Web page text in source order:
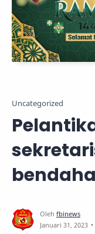
Uncategorized